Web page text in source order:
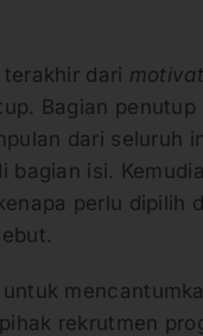
dari
Bagian penutup
dari seluruh
bagian isi.
perlu dipilih
rekrutmen